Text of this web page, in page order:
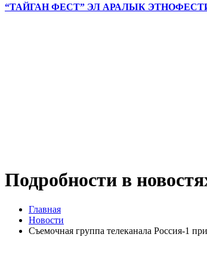
“ТАЙГАН ФЕСТ” ЭЛ АРАЛЫК
Подробности в
Главная
Новости
Съемочная группа телеканала Россия-1